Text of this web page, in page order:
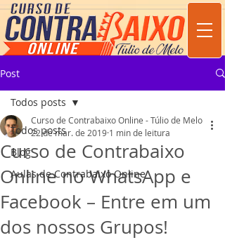
Post
Todos posts
Blog
Aulas de Contrabaixo Online
Todos posts
Curso de Contrabaixo
Online no WhatsApp e
Facebook – Entre em um
dos nossos Grupos!
Curso de Contrabaixo Online - Túlio de Melo
22 de mar. de 2019 1 min de leitura